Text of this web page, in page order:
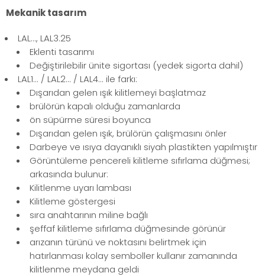
Mekanik tasarım
LAL..., LAL3.25
Eklenti tasarımı
Değiştirilebilir ünite sigortası (yedek sigorta dahil)
LAL1... / LAL2... / LAL4... ile farkı:
Dışarıdan gelen ışık kilitlemeyi başlatmaz
brülörün kapalı olduğu zamanlarda
ön süpürme süresi boyunca
Dışarıdan gelen ışık, brülörün çalışmasını önler
Darbeye ve ısıya dayanıklı siyah plastikten yapılmıştır
Görüntüleme pencereli kilitleme sıfırlama düğmesi;
arkasında bulunur:
Kilitlenme uyarı lambası
Kilitleme göstergesi
sıra anahtarının miline bağlı
şeffaf kilitleme sıfırlama düğmesinde görünür
arızanın türünü ve noktasını belirtmek için
hatırlanması kolay semboller kullanır zamanında
kilitlenme meydana geldi